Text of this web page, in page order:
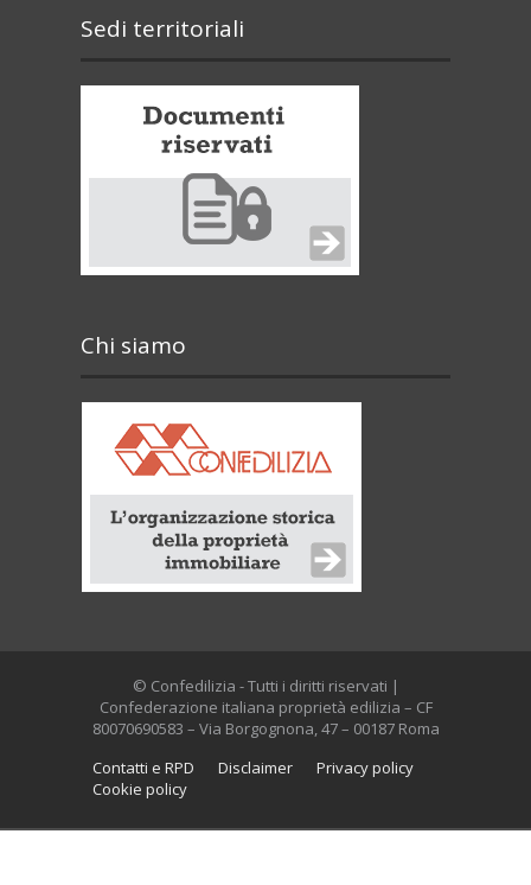
Sedi territoriali
Chi siamo
© Confedilizia - Tutti i diritti riservati |
Confederazione italiana proprietà edilizia – CF
80070690583 – Via Borgognona, 47 – 00187 Roma
Contatti e RPD
Disclaimer
Privacy policy
Cookie policy